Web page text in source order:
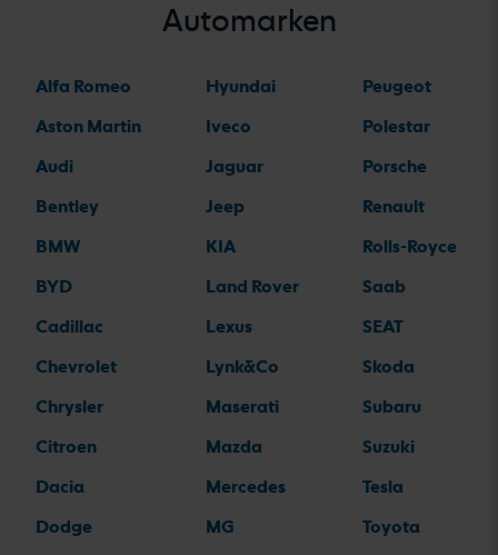
Automarken
Alfa Romeo
Aston Martin
Audi
Bentley
BMW
BYD
Cadillac
Chevrolet
Chrysler
Citroen
Dacia
Dodge
Hyundai
Iveco
Jaguar
Jeep
KIA
Land Rover
Lexus
Lynk&Co
Maserati
Mazda
Mercedes
MG
Peugeot
Polestar
Porsche
Renault
Rolls-Royce
Saab
SEAT
Skoda
Subaru
Suzuki
Tesla
Toyota